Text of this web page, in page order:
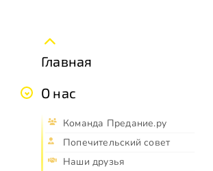
Главная
О нас
Команда Предание.ру
Попечительский совет
Наши друзья